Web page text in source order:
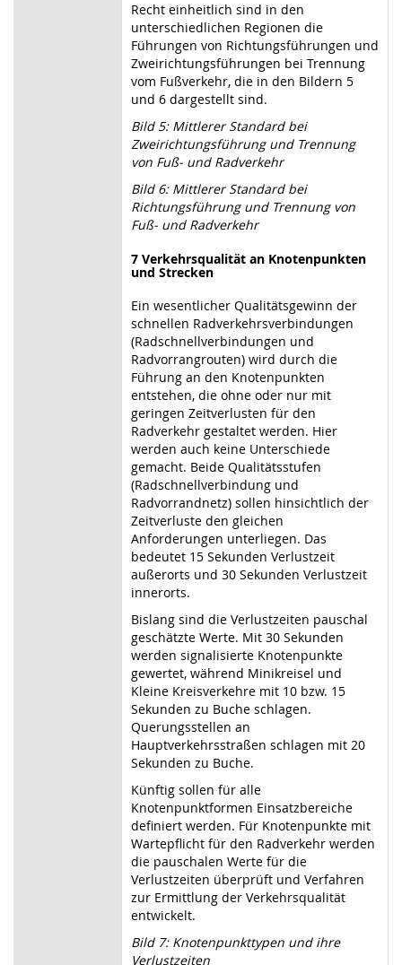
Recht einheitlich sind in den
unterschiedlichen Regionen die
Führungen von Richtungsführungen und
Zweirichtungsführungen bei Trennung
vom Fußverkehr, die in den Bildern 5
und 6 dargestellt sind.
Bild 5: Mittlerer Standard bei
Zweirichtungsführung und Trennung
von Fuß- und Radverkehr
Bild 6: Mittlerer Standard bei
Richtungsführung und Trennung von
Fuß- und Radverkehr
7 Verkehrsqualität an Knotenpunkten
und Strecken
Ein wesentlicher Qualitätsgewinn der
schnellen Radverkehrsverbindungen
(Radschnellverbindungen und
Radvorrangrouten) wird durch die
Führung an den Knotenpunkten
entstehen, die ohne oder nur mit
geringen Zeitverlusten für den
Radverkehr gestaltet werden. Hier
werden auch keine Unterschiede
gemacht. Beide Qualitätsstufen
(Radschnellverbindung und
Radvorrandnetz) sollen hinsichtlich der
Zeitverluste den gleichen
Anforderungen unterliegen. Das
bedeutet 15 Sekunden Verlustzeit
außerorts und 30 Sekunden Verlustzeit
innerorts.
Bislang sind die Verlustzeiten pauschal
geschätzte Werte. Mit 30 Sekunden
werden signalisierte Knotenpunkte
gewertet, während Minikreisel und
Kleine Kreisverkehre mit 10 bzw. 15
Sekunden zu Buche schlagen.
Querungsstellen an
Hauptverkehrsstraßen schlagen mit 20
Sekunden zu Buche.
Künftig sollen für alle
Knotenpunktformen Einsatzbereiche
definiert werden. Für Knotenpunkte mit
Wartepflicht für den Radverkehr werden
die pauschalen Werte für die
Verlustzeiten überprüft und Verfahren
zur Ermittlung der Verkehrsqualität
entwickelt.
Bild 7: Knotenpunkttypen und ihre
Verlustzeiten